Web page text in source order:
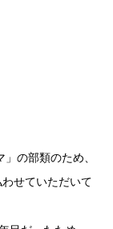
の部類のため、
わせていただいて